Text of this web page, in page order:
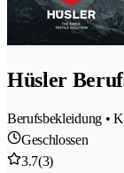
Hüsler
Berufsbekleidung •
Geschlossen
3.7(3)